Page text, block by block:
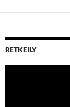
RETKEILY